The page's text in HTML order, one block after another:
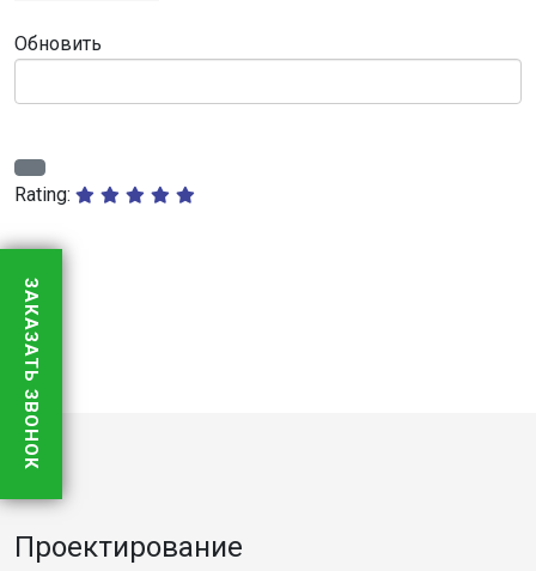
Обновить
Rating:
Проектирование
ЗАКАЗАТЬ ЗВОНОК